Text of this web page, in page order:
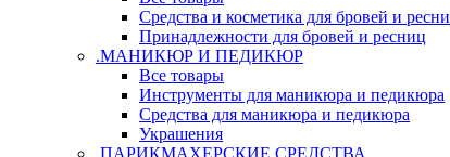
Средства и косметика для бровей и
Принадлежности для бровей и ресниц
.МАНИКЮР И ПЕДИКЮР
Все товары
Инструменты для маникюра и педикюра
Средства для маникюра и педикюра
Украшения
.ПАРИКМАХЕРСКИЕ СРЕДСТВА